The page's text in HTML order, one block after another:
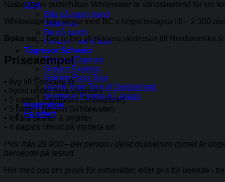
USA
Bila på egen hand
Skidresor
Bo på ranch
Hawaii – sol & bad
Tågresor Schweiz
Bernina Express
Glacier Express
Golden Pass Tour
Grand Train Tour of Switzerland
Montreux Riviera & Lavaux
Inspiration
Få offert
Närbelägna puderhålan Whitewater är världsberömd för sin
Whitewater kan skryta med BC:s högst belägna lift – 2 300
Boka nu…Det är bra att planera skidresan till Nordamerika
Prisexempel
• flyg till Spokane t/r
• hyrbil under hela vistelsen
• 5 nätter i Sandpoint (Schweitzer)
• 5 nätter i Nelson (Whitewater)
• lokala skatter & avgifter
• 4 dagars liftkort på vardera ort
Pris: från 29 900:– per person i delat dubbelrum (priset är
beroende på resrutt.
Hör med oss om priser för extranätter, eller pris för boende i